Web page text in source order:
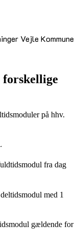
Vejle Kommune
på hhv.
fra dag
med 1
gældende for